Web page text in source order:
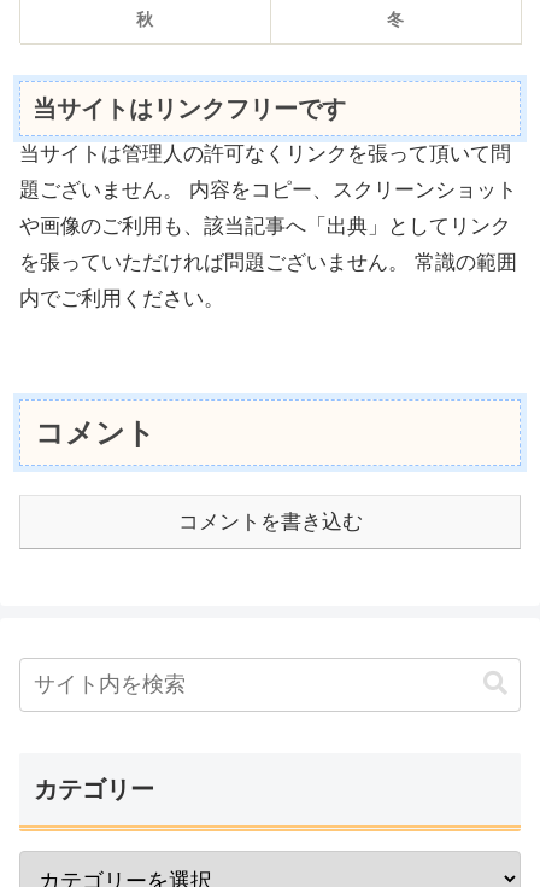
秋 冬
当サイトはリンクフリーです
当サイトは管理人の許可なくリンクを張って頂いて問
題ございません。 内容をコピー、スクリーンショット
や画像のご利用も、該当記事へ「出典」としてリンク
を張っていただければ問題ございません。 常識の範囲
内でご利用ください。
コメント
コメントを書き込む
カテゴリー